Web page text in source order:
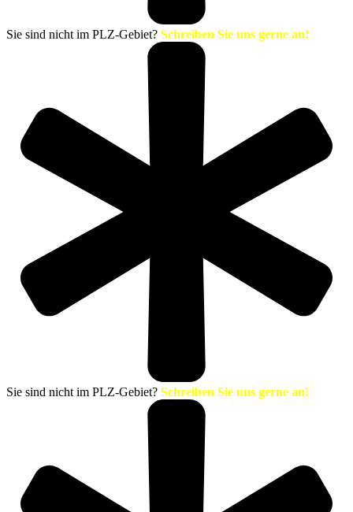
Sie sind nicht im PLZ-Gebiet? Schreiben Sie uns gerne an!
Sie sind nicht im PLZ-Gebiet? Schreiben Sie uns gerne an!